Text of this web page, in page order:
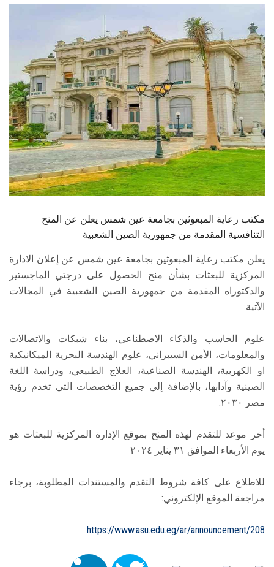
الطلاب
هيئة التدريس
الدراسات العليا
الخريجين
الموظفون
الزائـرون
مكتب رعاية المبعوثين بجامعة عين شمس يعلن عن المنح
التنافسية المقدمة من جمهورية الصين الشعبية
يعلن مكتب رعاية المبعوثين بجامعة عين شمس عن إعلان الادارة
المركزية للبعثات بشأن منح الحصول على درجتي الماجستير
والدكتوراه المقدمة من جمهورية الصين الشعبية في المجالات
الآتية:
علوم الحاسب والذكاء الاصطناعي، بناء شبكات والاتصالات
والمعلومات، الأمن السيبراني، علوم الهندسة البحرية الميكانيكية
او الكهربية، الهندسة الصناعية، العلاج الطبيعي، ودراسة اللغة
الصينية وآدابها، بالإضافة إلي جميع التخصصات التي تخدم رؤية
مصر ٢٠٣٠.
أخر موعد للتقدم لهذه المنح بموقع الإدارة المركزية للبعثات هو
يوم الأربعاء الموافق ٣١ يناير ٢٠٢٤
للاطلاع على كافة شروط التقدم والمستندات المطلوبة، برجاء
مراجعة الموقع الإلكتروني:
https://www.asu.edu.eg/ar/announcement/208